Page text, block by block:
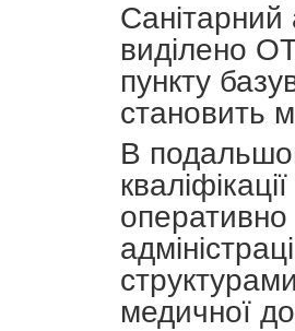
виділено
пункту
становить
В
оперативно
медичної